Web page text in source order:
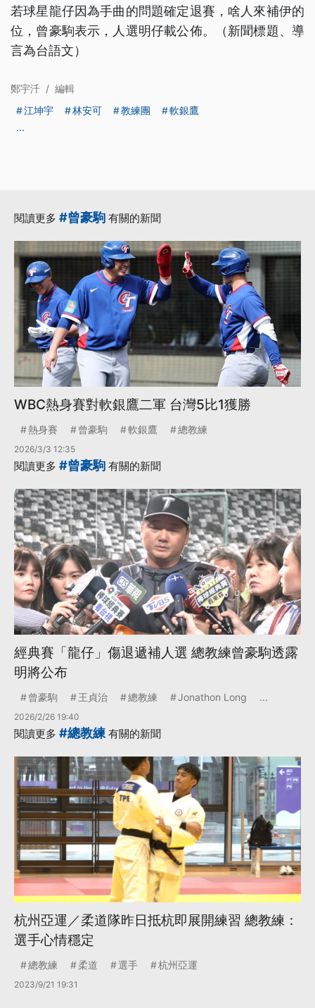
若球星龍仔因為手曲的問題確定退賽，啥人來補伊的
位，曾豪駒表示，人選明仔載公佈。（新聞標題、導
言為台語文）
鄭宇汘 / 編輯
江坤宇
林安可 教練團
軟銀鷹
...
閱讀更多 #曾豪駒 有關的新聞
WBC熱身賽對軟銀鷹二軍 台灣5比1獲勝
熱身賽 曾豪駒 軟銀鷹 總教練
2026/3/3 12:35
閱讀更多 #曾豪駒 有關的新聞
經典賽「龍仔」傷退遞補人選 總教練曾豪駒透露
明將公布
曾豪駒 王貞治 總教練 Jonathon Long ...
2026/2/26 19:40
閱讀更多 #總教練有關的新聞
杭州亞運／柔道隊昨日抵杭即展開練習 總教練：
選手心情穩定
總教練 柔道 選手 杭州亞運
2023/9/21 19:31